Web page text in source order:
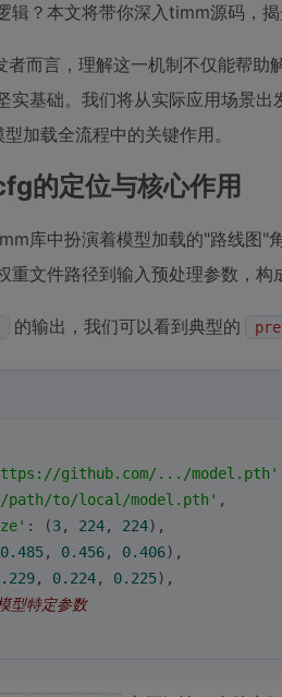
辑？本文将带你深入timm源码，
而言，理解这一机制不仅能帮助
实基础。我们将从实际应用场景
加载全流程中的关键作用。
的定位与核心作用
库中扮演着模型加载的"路线图"
重文件路径到输入预处理参数，
的输出，我们可以看到典型的
github.com/.../model.pth'
path/to/local/model.pth'
: (3, 224, 224
0.485, 0.456, 0.406
, 0.224, 0.225
特定参数